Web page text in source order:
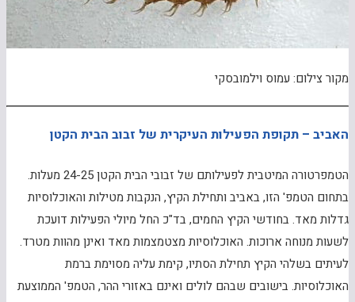
מקור צילום: עמוס וילמובסקי
האביב – תקופת הפעילות העיקרית של זבוב הבית הקטן
הטמפרטורה המיטבית לפעילותם של זבובי הבית הקטן 24-25 מעלות.
בתחום הטמפ' הזו, באביב ותחילת הקיץ, הנקבות מטילות והאוכלוסיות
גדלות מאד. בחודשי הקיץ החמים, בד"כ החל מיולי הפעילות דועכת
לשעות מנוחה ארוכות. האוכלוסיות מצטמצמות מאד ואינן מהוות מטרד.
לעיתים בשלהי הקיץ תחילת הסתיו, קימת עליה מסוימת ברמת
האוכלוסיות. בישובים שבהם לולים ואינם באזורי ההר, הטמפ' הממוצעת